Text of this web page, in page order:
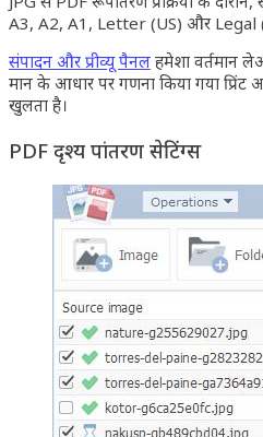
A3, A2, A1, Letter (US) और Legal
संपादन और प्रीव्यू पैनल हमेशा वर्तमान
मान के आधार पर गणना किया गया प्रिंट
खुलता है।
PDF दृश्य रूपांतरण सेटिंग्स